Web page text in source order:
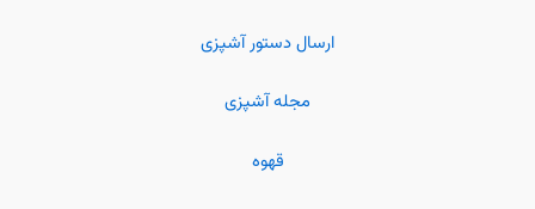
ارسال دستور آشپزی
مجله آشپزی
قهوه